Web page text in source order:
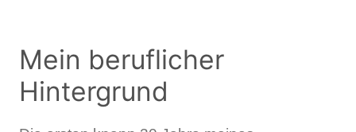
Mein beruflicher
Hintergrund